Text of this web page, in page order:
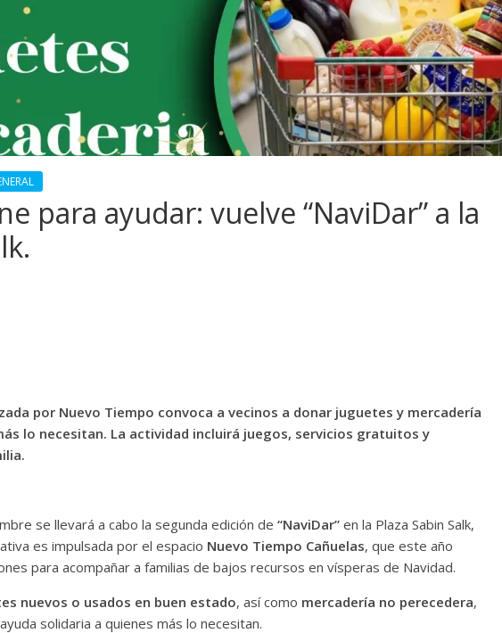
para ayudar: vuelve “NaviDar” a la
por Nuevo Tiempo convoca a vecinos a donar juguetes y mercadería
lo necesitan. La actividad incluirá juegos, servicios gratuitos y
se llevará a cabo la segunda edición de “NaviDar” en la Plaza Sabin Salk,
es impulsada por el espacio Nuevo Tiempo Cañuelas, que este año
para acompañar a familias de bajos recursos en vísperas de Navidad.
nuevos o usados en buen estado, así como mercadería no perecedera,
solidaria a quienes más lo necesitan.